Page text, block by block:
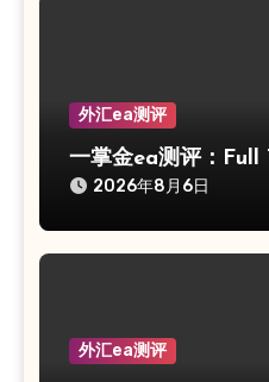
外汇ea测评
一掌金ea测评：
2026年8月6日
外汇ea测评